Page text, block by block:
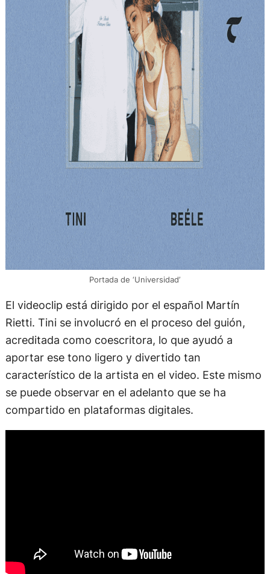
Portada de ‘Universidad’
El videoclip está dirigido por el español Martín
Rietti. Tini se involucró en el proceso del guión,
acreditada como coescritora, lo que ayudó a
aportar ese tono ligero y divertido tan
característico de la artista en el video. Este mismo
se puede observar en el adelanto que se ha
compartido en plataformas digitales.